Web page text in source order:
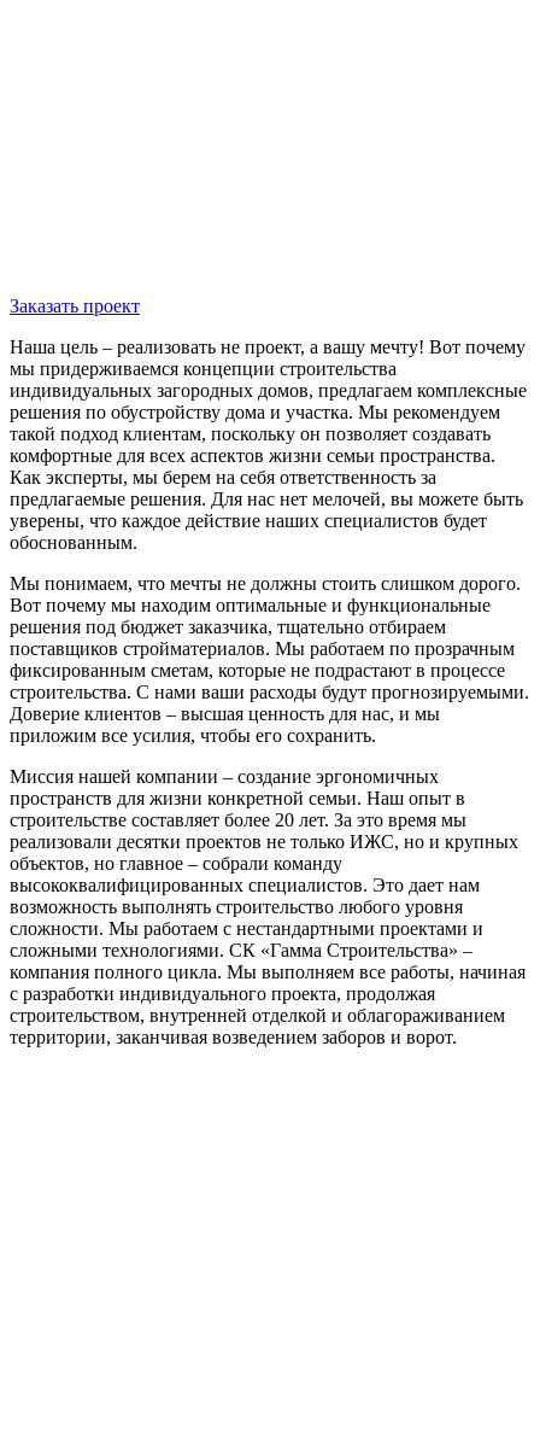
Заказать проект
Наша цель – реализовать не проект, а вашу мечту! Вот почему
мы придерживаемся концепции строительства
индивидуальных загородных домов, предлагаем комплексные
решения по обустройству дома и участка. Мы рекомендуем
такой подход клиентам, поскольку он позволяет создавать
комфортные для всех аспектов жизни семьи пространства.
Как эксперты, мы берем на себя ответственность за
предлагаемые решения. Для нас нет мелочей, вы можете быть
уверены, что каждое действие наших специалистов будет
обоснованным.
Мы понимаем, что мечты не должны стоить слишком дорого.
Вот почему мы находим оптимальные и функциональные
решения под бюджет заказчика, тщательно отбираем
поставщиков стройматериалов. Мы работаем по прозрачным
фиксированным сметам, которые не подрастают в процессе
строительства. С нами ваши расходы будут прогнозируемыми.
Доверие клиентов – высшая ценность для нас, и мы
приложим все усилия, чтобы его сохранить.
Миссия нашей компании – создание эргономичных
пространств для жизни конкретной семьи. Наш опыт в
строительстве составляет более 20 лет. За это время мы
реализовали десятки проектов не только ИЖС, но и крупных
объектов, но главное – собрали команду
высококвалифицированных специалистов. Это дает нам
возможность выполнять строительство любого уровня
сложности. Мы работаем с нестандартными проектами и
сложными технологиями. СК «Гамма Строительства» –
компания полного цикла. Мы выполняем все работы, начиная
с разработки индивидуального проекта, продолжая
строительством, внутренней отделкой и облагораживанием
территории, заканчивая возведением заборов и ворот.